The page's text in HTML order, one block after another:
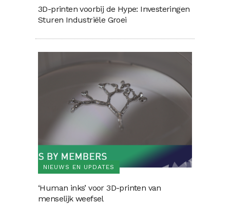
3D-printen voorbij de Hype: Investeringen
Sturen Industriële Groei
NIEUWS EN UPDATES
‘Human inks’ voor 3D-printen van
menselijk weefsel